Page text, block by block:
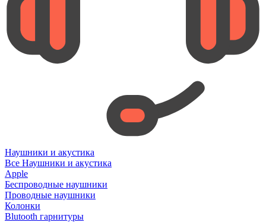
Наушники и акустика
Все Наушники и акустика
Apple
Беспроводные наушники
Проводные наушники
Колонки
Blutooth гарнитуры